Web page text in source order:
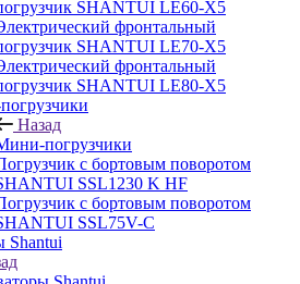
SHANTUI LE60-X5
фронтальный
SHANTUI LE70-X5
фронтальный
SHANTUI LE80-X5
Назад
погрузчики
с бортовым поворотом
SSL1230 K HF
с бортовым поворотом
SSL75V-C
Shantui